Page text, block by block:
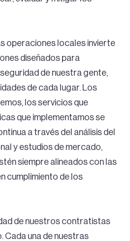
operaciones locales invierte
diseñados para
de nuestra gente,
de cada lugar. Los
los servicios que
que implementamos se
a través del análisis del
y estudios de mercado,
siempre alineados con las
cumplimiento de los
de nuestros contratistas
Cada una de nuestras